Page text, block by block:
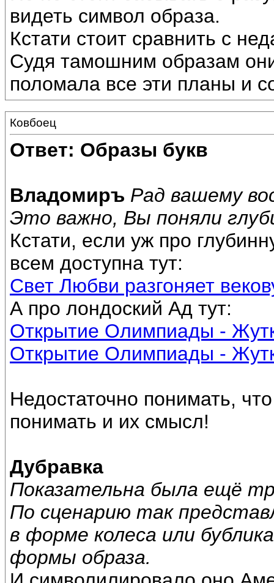
видеть символ образа.
Кстати стоит сравнить с
Судя тамошним образам
поломала все эти планы и
Ковбоец
Ответ: Образы букв
Владомиръ Рад вашему
Это важно, Вы поняли
Кстати, если уж про
всем доступна тут:
Свет Любви разгоняет
А про лондоский Ад тут:
Открытие Олимпиады -
Открытие Олимпиады -
Недостаточно понимать,
понимать и их смысл!
Дубравка
Показательна была ещё
По сценарию так
в форме колеса или
формы образа.